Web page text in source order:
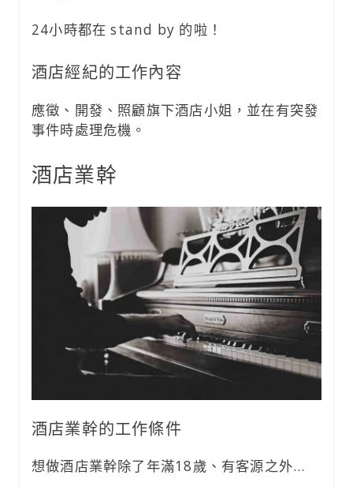
24小時都在 stand by 的啦！
酒店經紀的工作內容
應徵、開發、照顧旗下酒店小姐，並在有突發
事件時處理危機。
酒店業幹
酒店業幹的工作條件
想做酒店業幹除了年滿18歲、有客源之外…